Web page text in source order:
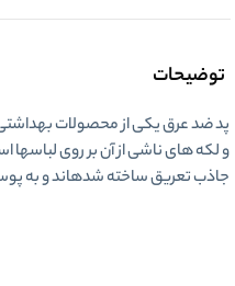
توضیحات
پد ضد عرقیکی از محصولات
و لکه های ناشی از آن بر روی لباسها
جاذب تعریق ساخته شدهاند و به